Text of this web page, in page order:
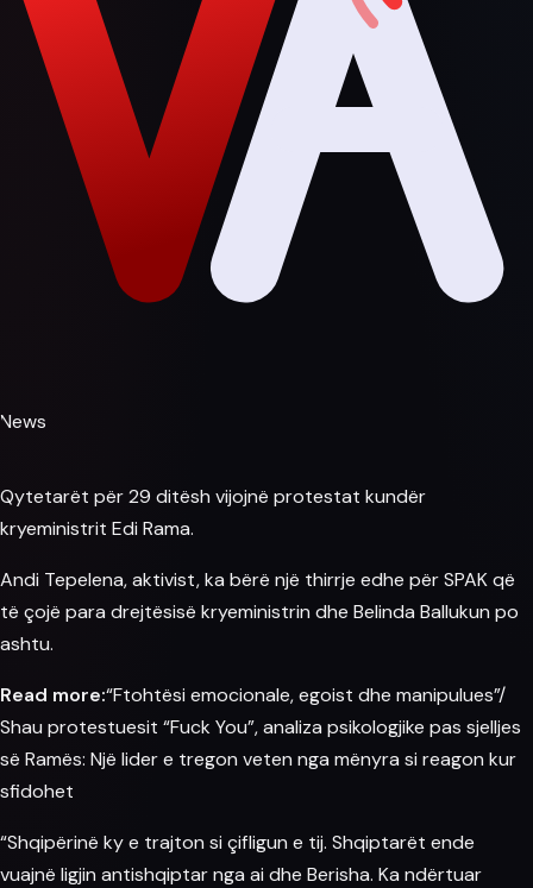
News
Qytetarët për 29 ditësh vijojnë protestat kundër
kryeministrit Edi Rama.
Andi Tepelena, aktivist, ka bërë një thirrje edhe për SPAK që
të çojë para drejtësisë kryeministrin dhe Belinda Ballukun po
ashtu.
Read more:“Ftohtësi emocionale, egoist dhe manipulues”/
Shau protestuesit “Fuck You”, analiza psikologjike pas sjelljes
së Ramës: Një lider e tregon veten nga mënyra si reagon kur
sfidohet
“Shqipërinë ky e trajton si çifligun e tij. Shqiptarët ende
vuajnë ligjin antishqiptar nga ai dhe Berisha. Ka ndërtuar